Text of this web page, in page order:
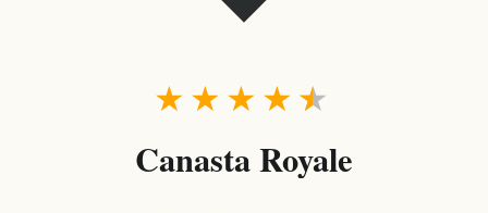
★
★
★
★
★
Canasta Royale